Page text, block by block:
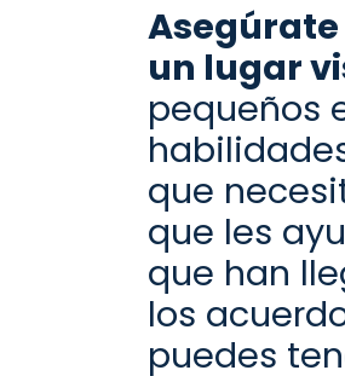
Asegúrate
un lugar
pequeños
que
que les
que han
los
puedes